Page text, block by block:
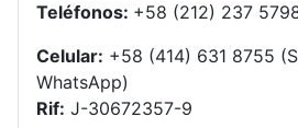
Teléfonos: +58 (212) 237
Celular: +58 (414) 631 8755
WhatsApp)
Rif: J-30672357-9